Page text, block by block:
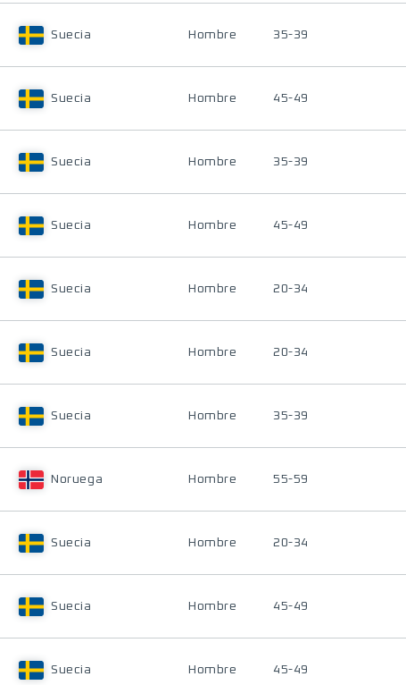
Suecia Hombre 35-39
Suecia Hombre 45-49
Suecia Hombre 35-39
Suecia Hombre 45-49
Suecia Hombre 20-34
Suecia Hombre 20-34
Suecia Hombre 35-39
Noruega Hombre 55-59
Suecia Hombre 20-34
Suecia Hombre 45-49
Suecia Hombre 45-49